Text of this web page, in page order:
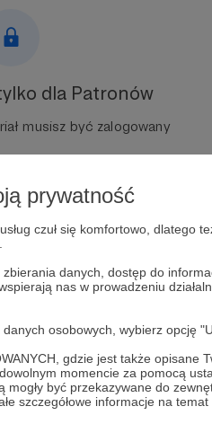
prywatność
czuł się komfortowo, dlatego
danych, dostęp do
nas w prowadzeniu
osobowych, wybierz opcję
gdzie jest także opisane
momencie za pomocą
być przekazywane do
szczegółowe informacje na
dla Patronów
musisz być zalogowany